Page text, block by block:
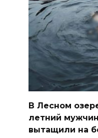
В Лесном
летний
вытащили на